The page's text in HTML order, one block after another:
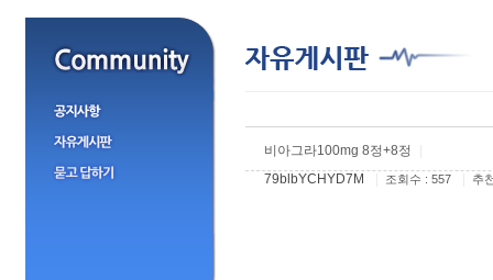
비아그라100mg 8정+8정
79blbYCHYD7M
조회수 : 557 추